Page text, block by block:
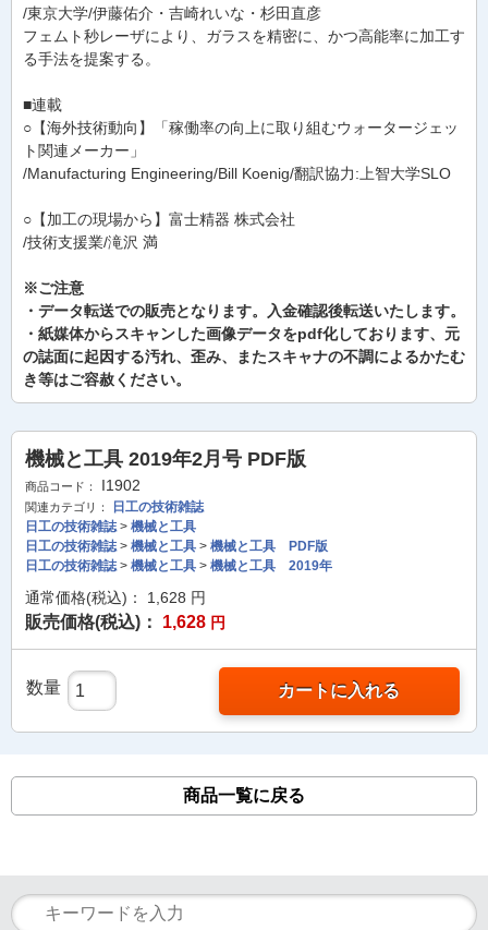
/東京大学/伊藤佑介・吉崎れいな・杉田直彦
フェムト秒レーザにより、ガラスを精密に、かつ高能率に加工す
る手法を提案する。
■連載
○【海外技術動向】「稼働率の向上に取り組むウォータージェッ
ト関連メーカー」
/Manufacturing Engineering/Bill Koenig/翻訳協力:上智大学SLO
○【加工の現場から】富士精器 株式会社
/技術支援業/滝沢 満
※ご注意
・データ転送での販売となります。入金確認後転送いたします。
・紙媒体からスキャンした画像データをpdf化しております、元
の誌面に起因する汚れ、歪み、またスキャナの不調によるかたむ
き等はご容赦ください。
機械と工具 2019年2月号 PDF版
商品コード： I1902
関連カテゴリ：
日工の技術雑誌
日工の技術雑誌> 機械と工具
日工の技術雑誌> 機械と工具 > 機械と工具 PDF版
日工の技術雑誌> 機械と工具 > 機械と工具 2019年
通常価格(税込)： 1,628 円
販売価格(税込)： 1,628 円
数量 カートに入れる
商品一覧に戻る